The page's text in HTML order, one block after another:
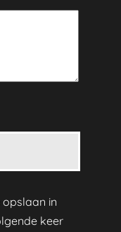
opslaan in
keer